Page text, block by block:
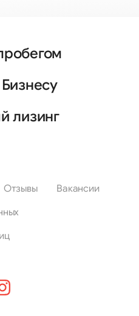
Бизнесу
лизинг
Отзывы
Вакансии